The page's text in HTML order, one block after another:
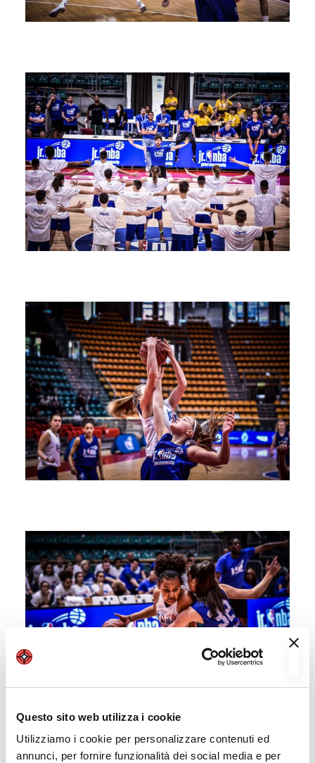
Questo sito web utilizza i cookie
Utilizziamo i cookie per personalizzare contenuti ed
annunci, per fornire funzionalità dei social media e per